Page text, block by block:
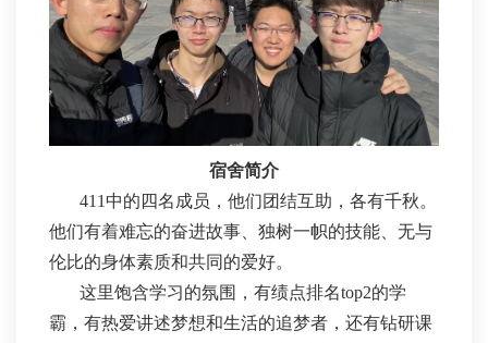
宿舍简介
411中的四名成员，他们团结互助，各有千秋。
他们有着难忘的奋进故事、独树一帜的技能、无与
伦比的身体素质和共同的爱好。
这里饱含学习的氛围，有绩点排名top2的学
霸，有热爱讲述梦想和生活的追梦者，还有钻研课